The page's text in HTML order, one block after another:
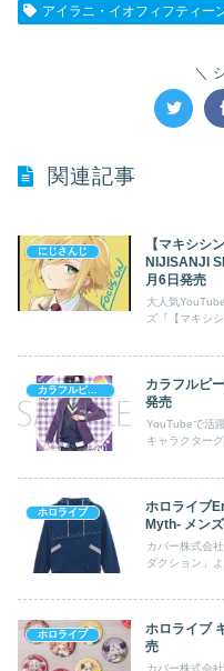
アイラニ・イオフィフティー
関連記事
にじさんじ
【マキシシ
NIJISANJI
月6日発売
大人気
ズ『【マキシ
カラフルピーチ
カラフルピ
発売
YouTubeで活
キャラクター
ホロライブ
ホロライブ
Myth- メン
カバー株式会
ダクション」
ホロライブ
ホロライブ
売
カバー株式会